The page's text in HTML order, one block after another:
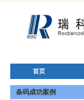
首页
条码成功案例